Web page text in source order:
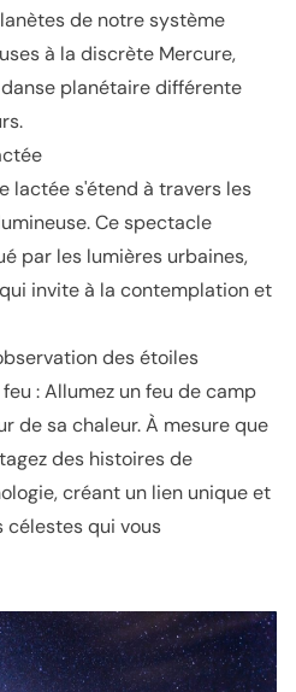
de notre système
à la discrète Mercure,
planétaire différente
lactée s'étend à travers les
Ce spectacle
par les lumières urbaines,
invite à la contemplation et
des étoiles
: Allumez un feu de camp
de sa chaleur. À mesure que
des histoires de
créant un lien unique et
célestes qui vous